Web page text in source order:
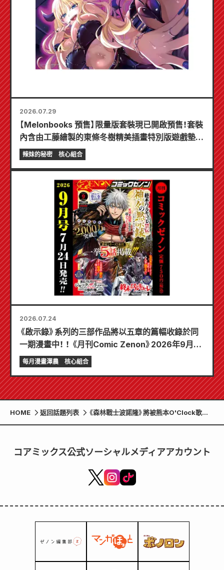
2026.07.29
【Melonbooks 預售】限量版套裝現已開啟預售！套裝
內含由工藤繪製的東條冬樹精美插畫特別版遊戲墊！
《辣妹新娘的秘密》最新第6卷將於10月20日發售！
辣妹的秘密 核心組合
2026.07.24
《啟示錄》系列的三部作品將以五章的篇幅收錄於同
一期漫畫中！ ！ 《月刊Comic Zenon》2026年9月刊
將於7月24日發售！ ！
每月漫畫澤農 核心組合
HOME 返回話題列表
《森林戰士波諾隆》將被熊本O'Clock歌劇
公司改編為舞台劇！
コアミックス公式ソーシャルメディアアカウント